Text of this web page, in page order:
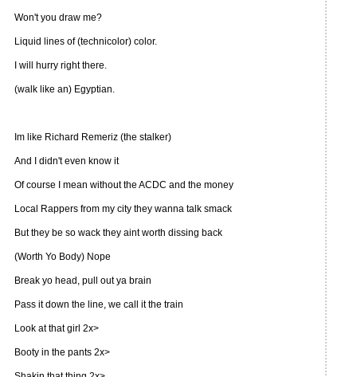
Won't you draw me?
Liquid lines of (technicolor) color.
I will hurry right there.
(walk like an) Egyptian.
Im like Richard Remeriz (the stalker)
And I didn't even know it
Of course I mean without the ACDC and the money
Local Rappers from my city they wanna talk smack
But they be so wack they aint worth dissing back
(Worth Yo Body) Nope
Break yo head, pull out ya brain
Pass it down the line, we call it the train
Look at that girl 2x>
Booty in the pants 2x>